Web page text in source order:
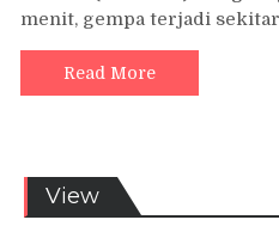
menit, gempa terjadi
Read More
View